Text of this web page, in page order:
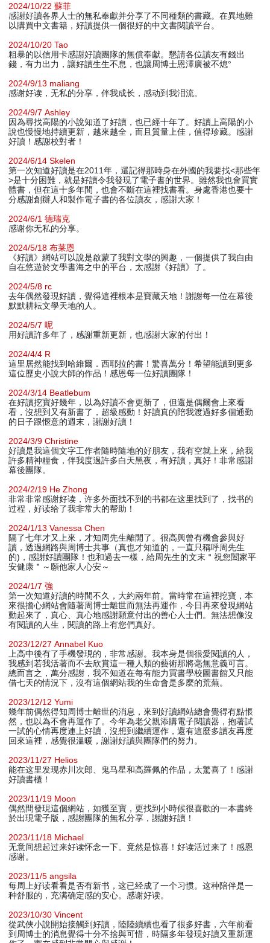
2024/10/22 蘇菲
感謝好讀各界人士的無私奉獻并分享了不同種類的書藏。在異地難
以購買中文書籍，好讀提供一個很好的中文書閱讀平台。
2024/10/20 Tao
粗暴的以信用卡感謝好讀團隊的無償奉獻。懇請各位讀友有錢出
錢，有力出力，讓好讀生生不息，也讓周博士恩澤廣被不熄°
2024/9/13 maliang
感谢好读，无私的分享，伴我成长，感动到我泪流。
2024/9/7 Ashley
因為尋找高陽的小說知道了好讀，也已經十年了。好讀上高陽的小
說也慢慢地持續更新，越來越全，而且質量上佳，值得珍藏。感謝
好讀！感謝校對者！
2024/6/14 Skelen
第一次知道好讀是在2011年，還記得那時身在外國的我要找<那些年
>是十分困難，就是好讀令我發現了電子書的世界。雖然我也會買實
體書，但在這十多年間，也會不斷在這裡找書看。身處香港也要十
分感謝創辦人和製作電子書的各位讀友，感謝大家！
2024/6/1 德瑞克
感谢你无私的分享。
2024/5/18 布莱恩
《好讀》網站可以說是啟蒙了我對文學的興趣，一個提供了我自由
自在悠遊於文學書海之中的平台，太感謝《好讀》了。
2024/5/8 rc
去年偶然發現好讀，覺得這裡根本是寶藏天地！謝謝每一位在幕後
默默耕耘文學天地的人。
2024/5/7 呢
用好讀許多年了，感謝重新更新，也感謝大家的付出！
2024/4/4 R
這里居然能找到哈維爾．西耶拉的書！驚喜萬分！希望能讀到更多
這位歷史小說大師的作品！感恩每一位好讀團隊！
2024/3/14 Beatlebum
在好讀挖寶好幾年，以為好讀不會更新了，但還是偶爾會上來看
看，沒想到又有新書了，超級感動！好讀真的陪我渡過好多個通勤
的日子跟愜意的週末，謝謝好讀！
2024/3/9 Christine
好讀是我這個文字工作者隨時隨地的好朋友，我有空就上來，給我
許多精神糧食，伴我度過許多白天黑夜，有好讀，真好！非常感謝
幕後團隊。
2024/2/19 He Zhong
非常非常感谢好读，许多外面找不到的书都在这里找到了，找书的
过程，好读给了我非常大的帮助！
2024/1/13 Vanessa Chen
隔了七年才又上來，才知周先生離開了。很高興曾有機會參與好
讀，透過網路與周博士共事（真也才知道的，一直只稱呼周先生
的)，感謝好讀團隊！也和過去一樣，給周先生的文末＂祝您闔家平
安健康＂～願他家人心安～
2024/1/7 強
第一次知道好讀的時間不久，大約兩年前。當時常在這裡挖寶，本
來很擔心網站會隨著周博士離世而無法再運作，今日再來發現網站
動起來了，真心、真心地感謝願意付出的善心人士們。無法想像沒
有閱讀的人生，閱讀的路上有您們真好。
2023/12/27 Annabel Kuo
上高中後有了手機發現的，非常感謝。我本身是個很愛閱讀的人，
我感到若我活著而不去欣賞這一種人類的藝術那將毫無意義可言。
總而言之，萬分感謝，我不知道在每有能力買書學校圖書館又只能
借七天的情況下，沒有這個網站我的生命會是多麼的荒蕪。
2023/12/12 Yumi
幾年前偶然得知周博士離世的消息，來到好讀網站總會覺得有點悵
然，也以為不會再運作了。今年為老父親添購電子閱讀器，抱著試
一試的心情再度連上好讀，沒想到繼續運作，還有這麼多讀友再度
回來這裡，感覺很溫暖，謝謝好讀與團隊們的努力。
2023/11/27 Helios
能在这里发现赤川次郎、鬼马星和高羅佩的作品，太驚喜了！感謝
好讀書櫃！
2023/11/19 Moon
偶然間發現這個網站，如獲至寶，更找到小時候很喜歡的一本書終
於出現電子版，感謝團隊的無私分享，謝謝好讀！
2023/11/18 Michael
无意间想起过来好读怀念一下。竟然是惊喜！好读活过来了！感恩
感谢。
2023/11/5 angsila
每周上好读看看是否有新书，这已经成了一个习惯。这种陪伴是一
种舒服的，充满确定感的安心。感谢好读。
2023/10/30 Vincent
從武俠小說開始接觸到好讀，陸陸續續也看了很多好書，六年前看
到周博士的消息覺得十分不捨與可惜，時隔多年發現好讀又重新運